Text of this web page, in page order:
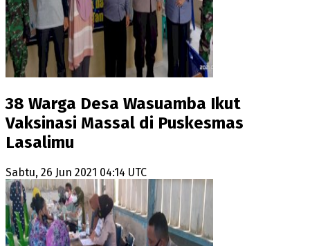
38 Warga Desa Wasuamba Ikut
Vaksinasi Massal di Puskesmas
Lasalimu
Sabtu, 26 Jun 2021 04:14 UTC